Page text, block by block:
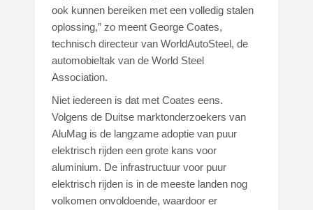
ook kunnen bereiken met een volledig stalen
oplossing,” zo meent George Coates,
technisch directeur van WorldAutoSteel, de
automobieltak van de World Steel
Association.
Niet iedereen is dat met Coates eens.
Volgens de Duitse marktonderzoekers van
AluMag is de langzame adoptie van puur
elektrisch rijden een grote kans voor
aluminium. De infrastructuur voor puur
elektrisch rijden is in de meeste landen nog
volkomen onvoldoende, waardoor er